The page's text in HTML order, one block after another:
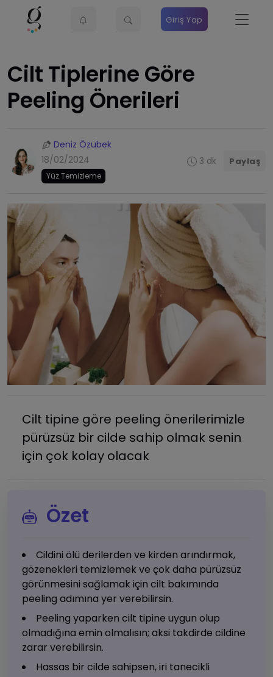
Giriş Yap
Cilt Tiplerine Göre
Peeling Önerileri
Deniz Özübek
18/02/2024
Yüz Temizleme
3 dk Paylaş
Cilt tipine göre peeling önerilerimizle
pürüzsüz bir cilde sahip olmak senin
için çok kolay olacak
Özet
Cildini ölü derilerden ve kirden arındırmak,
gözenekleri temizlemek ve çok daha pürüzsüz
görünmesini sağlamak için cilt bakımında
peeling adımına yer verebilirsin.
Peeling yaparken cilt tipine uygun olup
olmadığına emin olmalısın; aksi takdirde cildine
zarar verebilirsin.
Hassas bir cilde sahipsen, iri tanecikli